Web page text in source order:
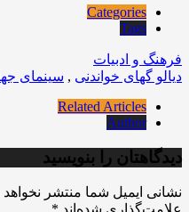
Categories
Tags
فرهنگ و ادبیات
دیالو گهای خواندنی , سینمای
Related Articles
Author
دیدگاهتان را بنویسید
نشانی ایمیل شما منتشر